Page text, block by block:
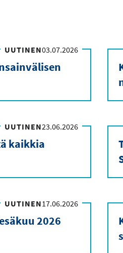
UUTINEN03.07.2026
UUTINEN23.06.2026
kaikkia
UUTINEN17.06.2026
2026